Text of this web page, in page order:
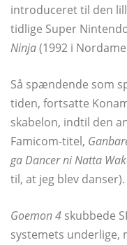
introduceret til den
tidlige Super
Ninja(1992 i
Så spændende som
tiden, fortsatte
skabelon, indtil den
Famicom-titel,
ga Dancer ni Natta
til, at jeg blev
Goemon 4 skubbede
systemets underlige,